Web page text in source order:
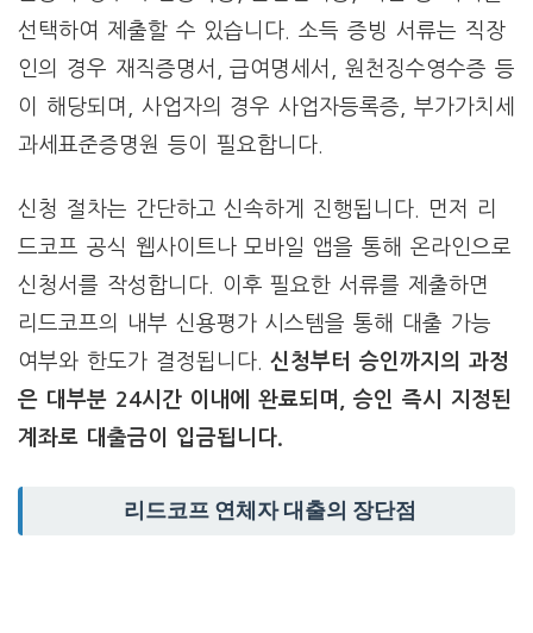
선택하여 제출할 수 있습니다. 소득 증빙 서류는 직장
인의 경우 재직증명서, 급여명세서, 원천징수영수증 등
이 해당되며, 사업자의 경우 사업자등록증, 부가가치세
과세표준증명원 등이 필요합니다.
신청 절차는 간단하고 신속하게 진행됩니다. 먼저 리
드코프 공식 웹사이트나 모바일 앱을 통해 온라인으로
신청서를 작성합니다. 이후 필요한 서류를 제출하면
리드코프의 내부 신용평가 시스템을 통해 대출 가능
여부와 한도가 결정됩니다.신청부터 승인까지의 과정
은 대부분 24시간 이내에 완료되며, 승인 즉시 지정된
계좌로 대출금이 입금됩니다.
리드코프 연체자 대출의 장단점